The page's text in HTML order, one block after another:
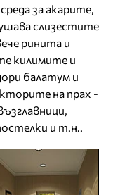
за акарите,
слизестите
ринита и
килимите и
балатум и
на прах -
и т.н..